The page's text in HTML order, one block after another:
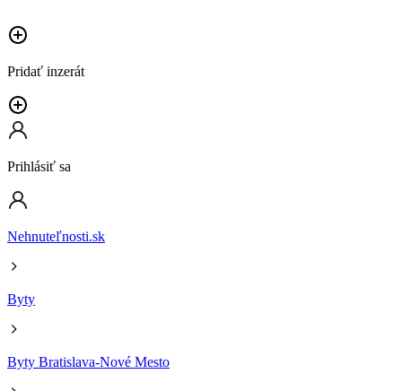
Pridať inzerát
Prihlásiť sa
Nehnuteľnosti.sk
Byty
Byty Bratislava-Nové Mesto